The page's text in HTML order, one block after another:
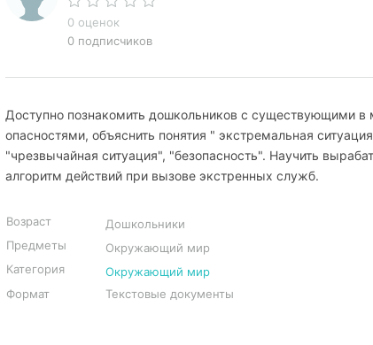
0 оценок
0 подписчиков
Доступно познакомить дошкольников с существующими в
опасностями, объяснить понятия " экстремальная
"чрезвычайная ситуация", "безопасность". Научить
алгоритм действий при вызове экстренных служб.
Возраст
Дошкольники
Предметы
Окружающий мир
Категория
Окружающий мир
Формат
Текстовые документы